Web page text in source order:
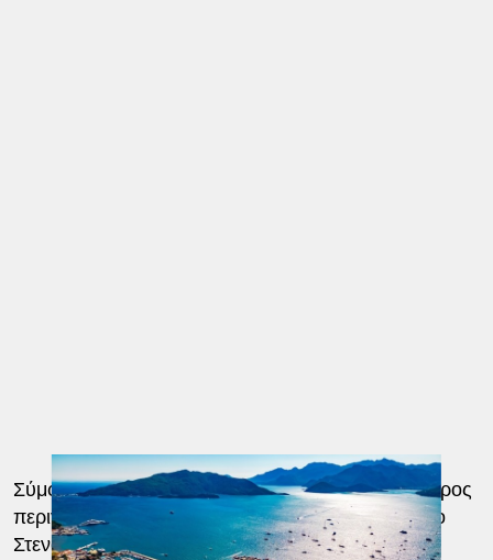
Σύμφωνα με την τουρκική επιχειρηματολογία, ο όρος
περιγράφει συλλογικά το Στενό του Βοσπόρου, το
Στενό των Δαρδανελλίων, και τη Θάλασσα του